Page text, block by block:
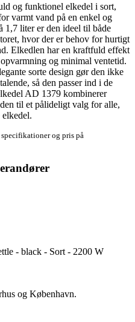
og funktionel elkedel i sort,
varmt vand på en enkel og
1,7 liter er den ideel til både
hvor der er behov for hurtigt
Elkedlen har en kraftfuld effekt
og minimal ventetid.
sorte design gør den ikke
så den passer ind i de
AD 1379 kombinerer
til et pålideligt valg for alle,
og pris på
- black - Sort - 2200 W
og København.